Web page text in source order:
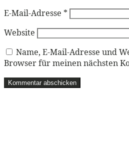
E-Mail-Adresse *
Website
Name, E-Mail-Adresse und
Browser für meinen nächsten